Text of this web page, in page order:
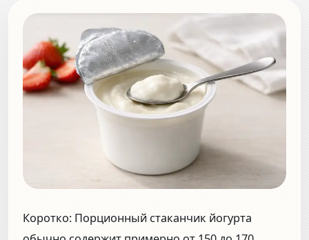
Коротко: Порционный стаканчик йогурта